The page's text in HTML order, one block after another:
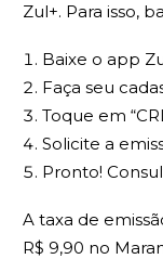
Zul+. Para isso,
Baixe o app
Faça seu
Toque em
Solicite a
Pronto!
A taxa de
R$ 9,90 no